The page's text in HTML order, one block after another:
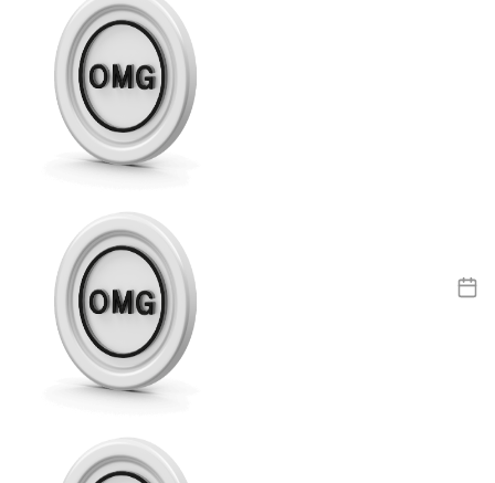
USDC
Litecoin
LTC